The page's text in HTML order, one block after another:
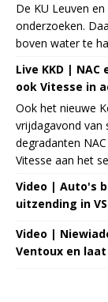
De KU Leuven
onderzoeken.
boven water te
Live KKD |
ook Vitesse in
Ook het nieuwe
vrijdagavond van
degradanten
Vitesse aan het
Video | Auto's
uitzending in VS
Video |
Ventoux en